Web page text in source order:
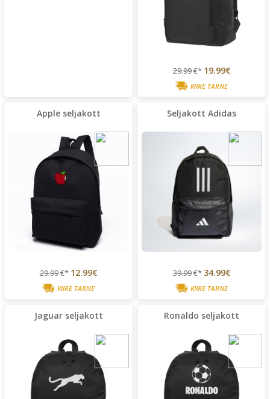
29.99€* 19.99€
KIIRE TARNE
Apple seljakott
29.99€* 12.99€
KIIRE TARNE
Seljakott Adidas
39.99€* 34.99€
KIIRE TARNE
Jaguar seljakott Ronaldo seljakott